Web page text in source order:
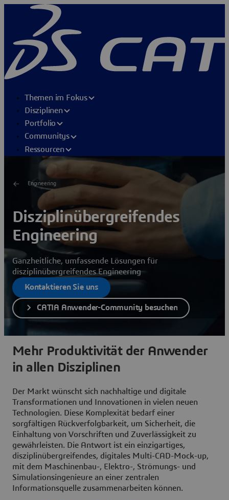
Themen im Fokus
Disziplinen
Portfolio
Communitys
Ressourcen
Engineering
Disziplinübergreifendes
Engineering
Ganzheitliche, umfassende Lösungen für
disziplinübergreifendes Engineering
Kontaktieren Sie uns
CATIA Anwender-Community besuchen
Mehr Produktivität der Anwender
in allen Disziplinen
Der Markt wünscht sich nachhaltige und digitale
Transformationen und Innovationen in vielen neuen
Technologien. Diese Komplexität bedarf einer
sorgfältigen Rückverfolgbarkeit, um Sicherheit, die
Einhaltung von Vorschriften und Zuverlässigkeit zu
gewährleisten. Die Antwort ist ein einzigartiges,
disziplinübergreifendes, digitales Multi-CAD-Mock-up,
mit dem Maschinenbau-, Elektro-, Strömungs- und
Simulationsingenieure an einer zentralen
Informationsquelle zusammenarbeiten können.